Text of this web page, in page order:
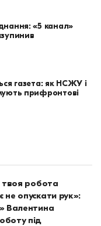
«5 канал»
газета: як НСЖУ і
прифронтові
твоя робота
опускати рук»:
Валентина
під